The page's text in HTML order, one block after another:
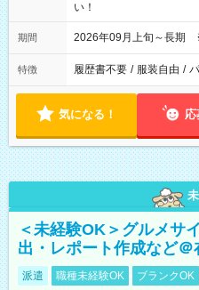
い！
期間 2026年09月上旬～長期
特徴 履歴書不要 / 服装自由 /
気になる！ 応
＜未経験OK＞グルメサ
出・レポート作成など＠
派遣 職種未経験OK ブランクOK